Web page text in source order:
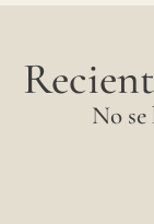
No